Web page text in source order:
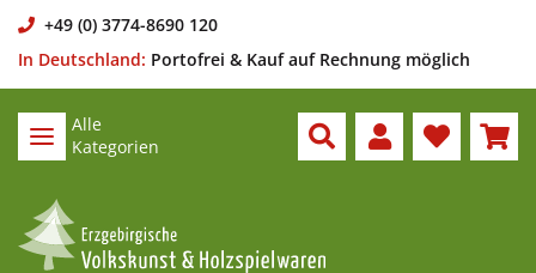
+49 (0) 3774-8690 120
In Deutschland: Portofrei & Kauf auf Rechnung möglich
Alle
Kategorien